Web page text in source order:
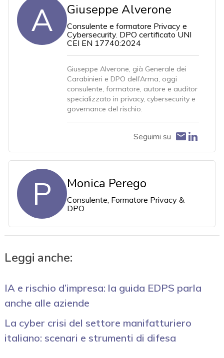
A Giuseppe Alverone
Consulente e formatore Privacy e
Cybersecurity. DPO certificato UNI
CEI EN 17740:2024
Giuseppe Alverone, già Generale dei
Carabinieri e DPO dell’Arma, oggi
consulente, formatore, autore e auditor
specializzato in privacy, cybersecurity e
governance del rischio.
Seguimi su
P Monica Perego
Consulente, Formatore Privacy &
DPO
Leggi anche:
IA e rischio d’impresa: la guida EDPS parla
anche alle aziende
La cyber crisi del settore manifatturiero
italiano: scenari e strumenti di difesa